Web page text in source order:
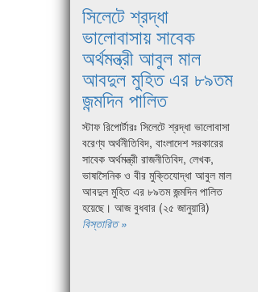
সিলেটে শ্রদ্ধা
ভালোবাসায় সাবেক
অর্থমন্ত্রী আবুল মাল
আবদুল মুহিত এর ৮৯তম
জন্মদিন পালিত
স্টাফ রিপোর্টারঃ সিলেটে শ্রদ্ধা ভালোবাসা
বরেণ্য অর্থনীতিবিদ, বাংলাদেশ সরকারের
সাবেক অর্থমন্ত্রী রাজনীতিবিদ, লেখক,
ভাষাসৈনিক ও বীর মুক্তিযোদ্ধা আবুল মাল
আবদুল মুহিত এর ৮৯তম জন্মদিন পালিত
হয়েছে। আজ বুধবার (২৫ জানুয়ারি)
বিস্তারিত »